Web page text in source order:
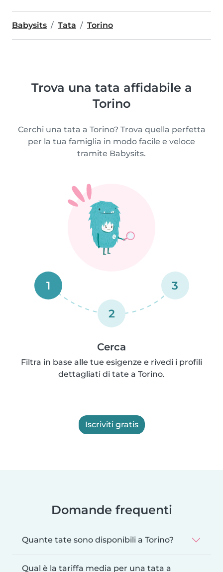
Babysits Tata Torino
Trova una tata affidabile a
Torino
Cerchi una tata a Torino? Trova quella perfetta
per la tua famiglia in modo facile e veloce
tramite Babysits.
1
2
3
Cerca
Filtra in base alle tue esigenze e rivedi i profili
dettagliati di tate a Torino.
Iscriviti gratis
Domande frequenti
Quante tate sono disponibili a Torino?
Qual è la tariffa media per una tata a